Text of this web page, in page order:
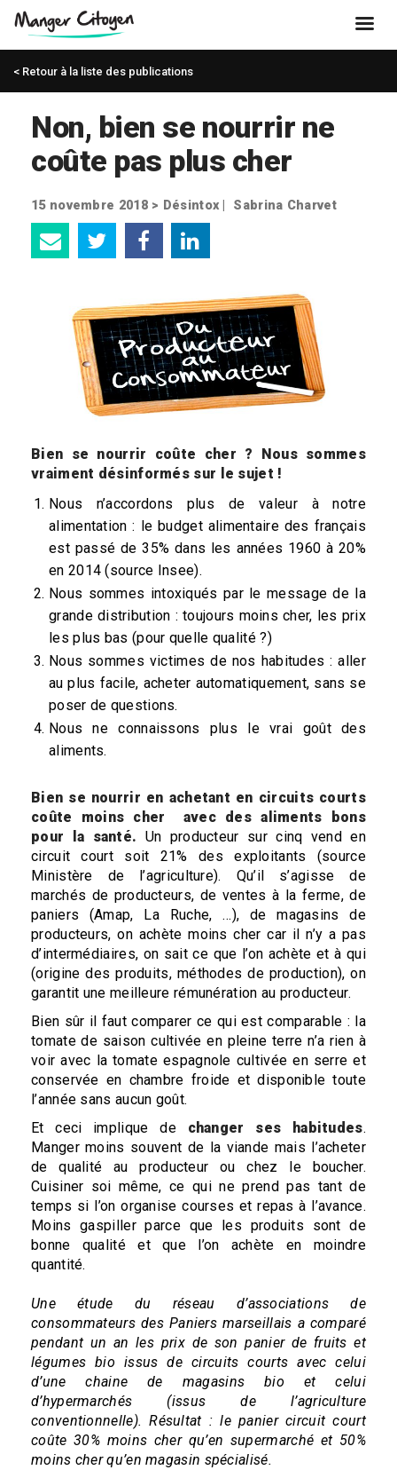
< Retour à la liste des publications
Non, bien se nourrir ne
coûte pas plus cher
15 novembre 2018 > Désintox Sabrina Charvet
Bien se nourrir coûte cher ? Nous sommes
vraiment désinformés sur le sujet !
Nous n’accordons plus de valeur à notre
alimentation : le budget alimentaire des français
est passé de 35% dans les années 1960 à 20%
en 2014 (source Insee).
Nous sommes intoxiqués par le message de la
grande distribution : toujours moins cher, les prix
les plus bas (pour quelle qualité ?)
Nous sommes victimes de nos habitudes : aller
au plus facile, acheter automatiquement, sans se
poser de questions.
Nous ne connaissons plus le vrai goût des
aliments.
Bien se nourrir en achetant en circuits courts
coûte moins cher avec des aliments bons
pour la santé. Un producteur sur cinq vend en
circuit court soit 21% des exploitants (source
Ministère de l’agriculture). Qu’il s’agisse de
marchés de producteurs, de ventes à la ferme, de
paniers (Amap, La Ruche, …), de magasins de
producteurs, on achète moins cher car il n’y a pas
d’intermédiaires, on sait ce que l’on achète et à qui
(origine des produits, méthodes de production), on
garantit une meilleure rémunération au producteur.
Bien sûr il faut comparer ce qui est comparable : la
tomate de saison cultivée en pleine terre n’a rien à
voir avec la tomate espagnole cultivée en serre et
conservée en chambre froide et disponible toute
l’année sans aucun goût.
Et ceci implique de changer ses habitudes.
Manger moins souvent de la viande mais l’acheter
de qualité au producteur ou chez le boucher.
Cuisiner soi même, ce qui ne prend pas tant de
temps si l’on organise courses et repas à l’avance.
Moins gaspiller parce que les produits sont de
bonne qualité et que l’on achète en moindre
quantité.
Une étude du réseau d’associations de
consommateurs des Paniers marseillais a comparé
pendant un an les prix de son panier de fruits et
légumes bio issus de circuits courts avec celui
d’une chaine de magasins bio et celui
d’hypermarchés (issus de l’agriculture
conventionnelle). Résultat : le panier circuit court
coûte 30% moins cher qu’en supermarché et 50%
moins cher qu’en magasin spécialisé.